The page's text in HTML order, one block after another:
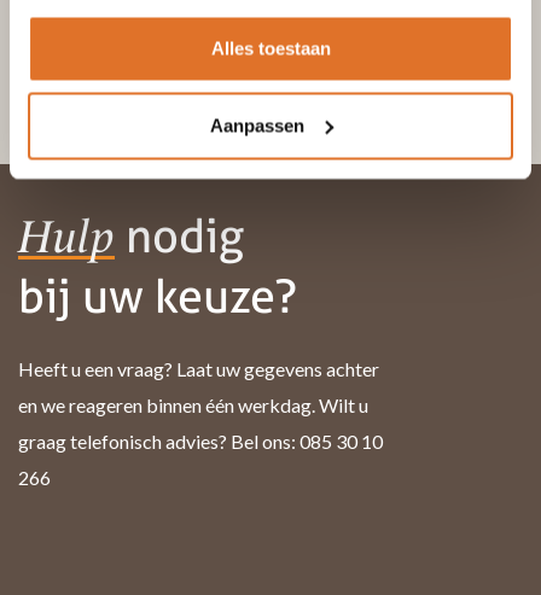
Alles toestaan
Aanpassen
Hulp nodig
bij uw keuze?
Heeft u een vraag? Laat uw gegevens achter
en we reageren binnen één werkdag. Wilt u
graag telefonisch advies? Bel ons: 085 30 10
266